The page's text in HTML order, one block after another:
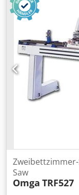
beweglich Chjdpfx
Sägen: 2800 mm
600 mm Gewicht
Saw
Omga TRF527